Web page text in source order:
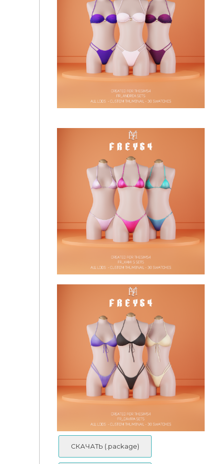
🔅Купальник - Kami S Sets
СКАЧАТЬ (.package)